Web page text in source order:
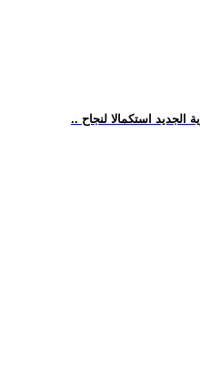
الجديد استكمالا لنجاح